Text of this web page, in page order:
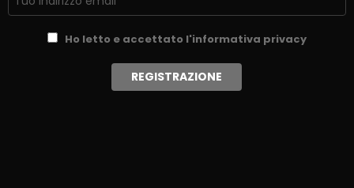
Ho letto e accettato l'informativa privacy